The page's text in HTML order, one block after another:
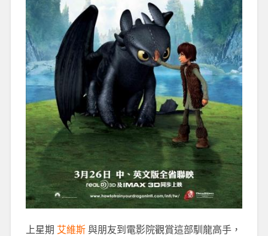
上星期 艾維斯與朋友到電影院觀賞這部馴龍高手，